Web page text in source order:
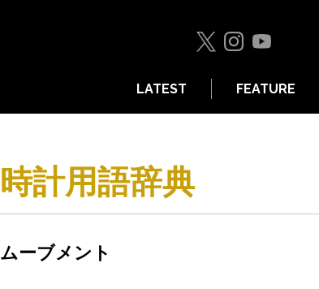
LATEST FEATURE
時計用語辞典
ムーブメント